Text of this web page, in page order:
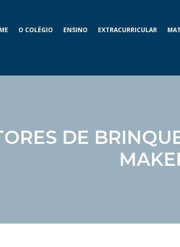
O COLÉGIO ENSINO EXTRACURRICULAR
DE